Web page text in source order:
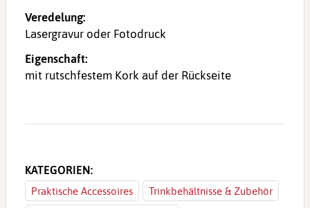
Veredelung:
Lasergravur oder Fotodruck
Eigenschaft:
mit rutschfestem Kork auf der Rückseite
KATEGORIEN:
Praktische Accessoires Trinkbehältnisse & Zubehör